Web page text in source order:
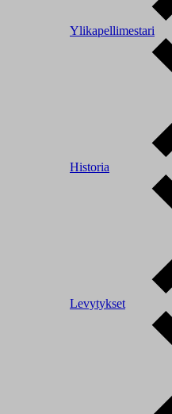
Ylikapellimestari
Historia
Levytykset